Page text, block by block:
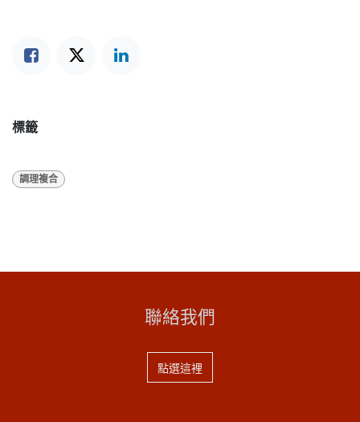
標籤
調理複合
聯絡我們
點選這裡